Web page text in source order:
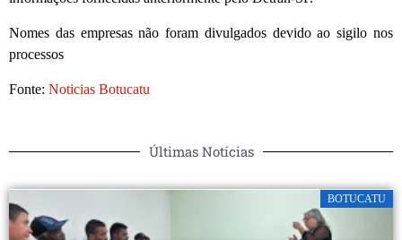
Nomes das empresas não foram divulgados devido ao sigilo nos
processos
Fonte: Noticias Botucatu
Últimas Notícias
BOTUCATU